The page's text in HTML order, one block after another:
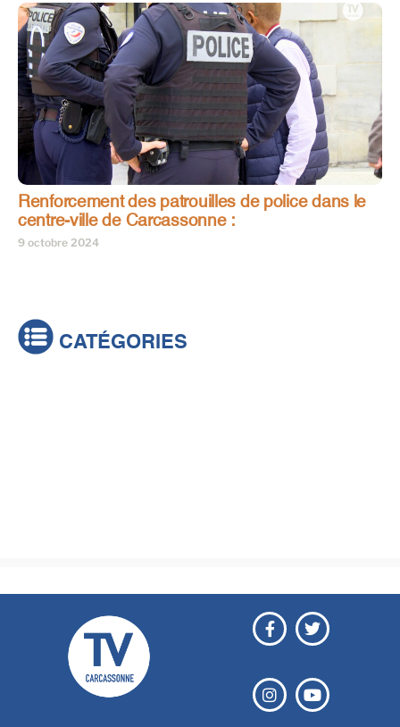
Renforcement des patrouilles de police dans le
centre-ville de Carcassonne :
9 octobre 2024
CATÉGORIES